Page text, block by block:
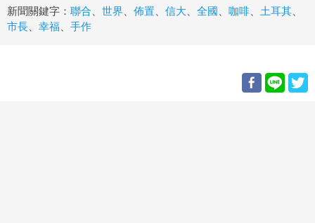
新聞關鍵字： 聯合 世界 佈置 信大 全國 咖啡 土耳其
市長
幸福 手作